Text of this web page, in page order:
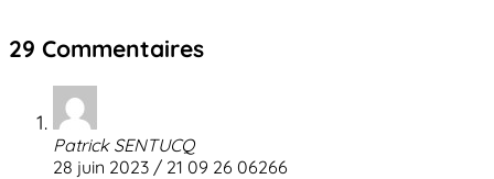
29 Commentaires
Patrick SENTUCQ
28 juin 2023 / 21 09 26 06266